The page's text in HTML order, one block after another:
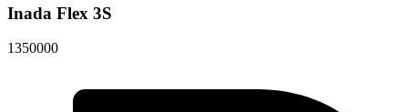
Inada Flex 3S
1350000